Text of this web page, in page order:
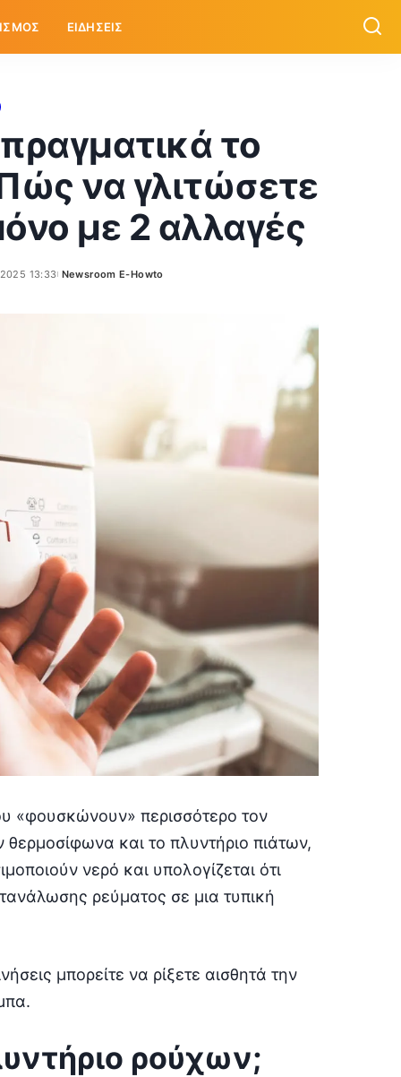
ΕΙΔΗΣΕΙΣ
το
να γλιτώσετε
με 2 αλλαγές
13:33
Posted
Newsroom E-Howto
«φουσκώνουν» περισσότερο τον
και το πλυντήριο πιάτων,
νερό και υπολογίζεται ότι
ρεύματος σε μια τυπική
μπορείτε να ρίξετε αισθητά την
ρούχων;